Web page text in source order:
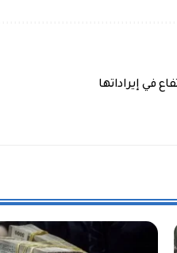
في إيراداتها